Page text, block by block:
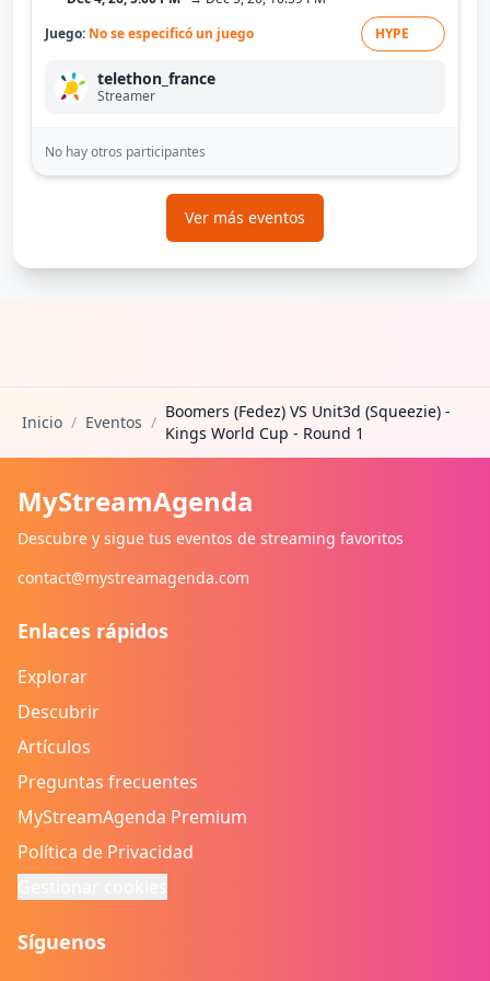
Juego: No se especificó un juego HYPE
telethon_france
Streamer
No hay otros participantes
Ver más eventos
Inicio / Eventos /
Boomers (Fedez) VS Unit3d (Squeezie) -
Kings World Cup - Round 1
MyStreamAgenda
Descubre y sigue tus eventos de streaming favoritos
contact@mystreamagenda.com
Enlaces rápidos
Explorar
Descubrir
Artículos
Preguntas frecuentes
MyStreamAgenda Premium
Política de Privacidad
Síguenos